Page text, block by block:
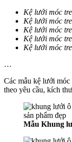
Kệ lưới móc
Kệ lưới móc
Kệ lưới móc
Kệ lưới móc
Kệ lưới móc
…
Các mẫu kệ lưới móc
theo yêu cầu, kích
Mẫu Khung